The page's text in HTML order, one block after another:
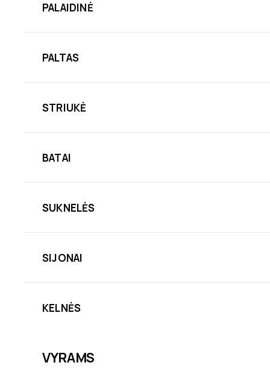
PALAIDINĖ
PALTAS
STRIUKĖ
BATAI
SUKNELĖS
SIJONAI
KELNĖS
VYRAMS